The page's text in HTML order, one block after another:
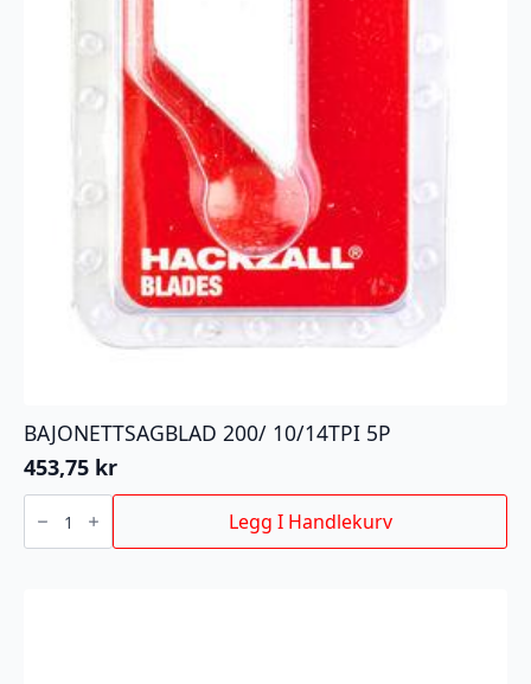
BAJONETTSAGBLAD 200/ 10/14TPI 5P
453,75 kr
BAJONETTSAGBLAD
200/
10/14TPI
5P
Legg I Handlekurv